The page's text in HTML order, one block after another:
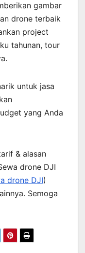
gambar
drone terbaik
project
tahunan, tour
untuk jasa
yang Anda
& alasan
drone DJI
drone DJI)
Semoga